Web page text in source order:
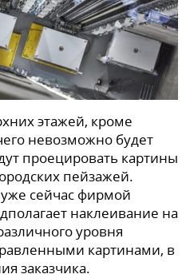
этажей, кроме
невозможно будет
проецировать картины
пейзажей.
уже сейчас фирмой
наклеивание на
уровня
картинами, в
заказчика.